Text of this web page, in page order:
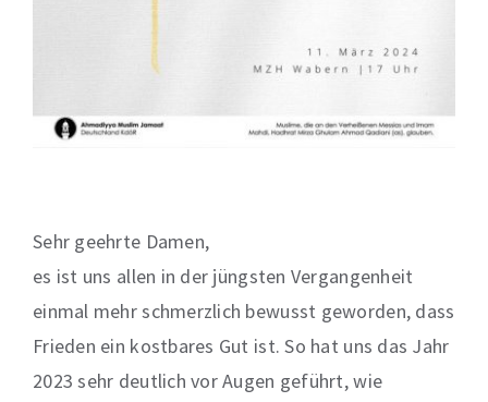
Sehr geehrte Damen,
es ist uns allen in der jüngsten Vergangenheit
einmal mehr schmerzlich bewusst geworden, dass
Frieden ein kostbares Gut ist. So hat uns das Jahr
2023 sehr deutlich vor Augen geführt, wie